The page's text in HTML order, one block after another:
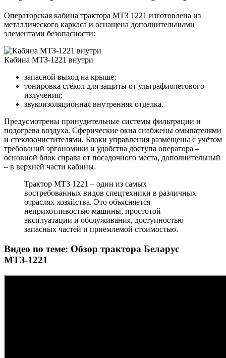
Операторская кабина трактора МТЗ 1221 изготовлена из
металлического каркаса и оснащена дополнительными
элементами безопасности:
Кабина МТЗ-1221 внутри
запасной выход на крыше;
тонировка стёкол для защиты от ультрафиолетового
излучения;
звукоизоляционная внутренняя отделка.
Предусмотрены принудительные системы фильтрации и
подогрева воздуха. Сферические окна снабжены омывателями
и стеклоочистителями. Блоки управления размещены с учётом
требований эргономики и удобства доступа оператора –
основной блок справа от посадочного места, дополнительный
– в верхней части кабины.
Трактор МТЗ 1221 – один из самых
востребованных видов спецтехники в различных
отраслях хозяйства. Это объясняется
неприхотливостью машины, простотой
эксплуатации и обслуживания, доступностью
запасных частей и приемлемой стоимостью.
Видео по теме: Обзор трактора Беларус
МТЗ-1221